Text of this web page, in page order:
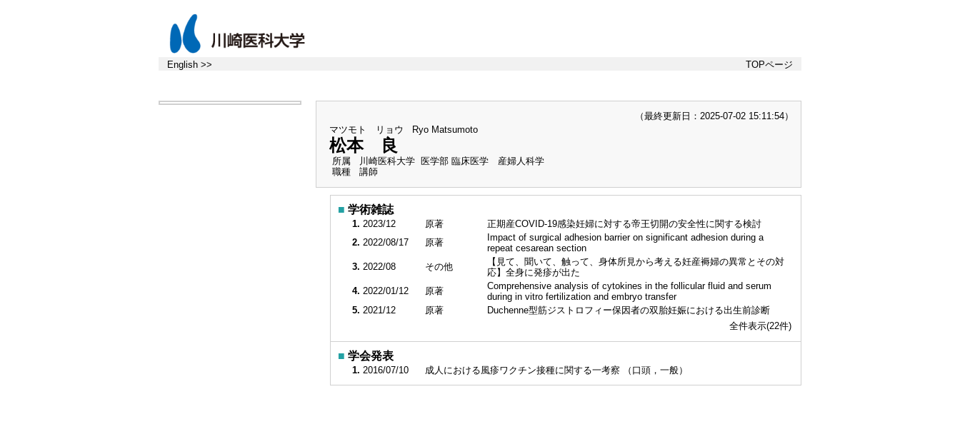
English >> TOPページ
（最終更新日：2025-07-02 15:11:54）
マツモト リョウ
Ryo Matsumoto
松本 良
所属
川崎医科大学 医学部 臨床医学 産婦人科学
職種
講師
■ 学術雑誌
1. 2023/12 原著
正期産COVID-19感染妊婦に対する帝王切開の安全性に関する検討
2. 2022/08/17 原著
Impact of surgical adhesion barrier on significant adhesion during a
repeat cesarean section
3. 2022/08 その他
【見て、聞いて、触って、身体所見から考える妊産褥婦の異常とその対
応】全身に発疹が出た
4. 2022/01/12 原著
Comprehensive analysis of cytokines in the follicular fluid and serum
during in vitro fertilization and embryo transfer
5. 2021/12 原著
Duchenne型筋ジストロフィー保因者の双胎妊娠における出生前診断
全件表示(22件)
■ 学会発表
1. 2016/07/10 成人における風疹ワクチン接種に関する一考察 （口頭，一般）